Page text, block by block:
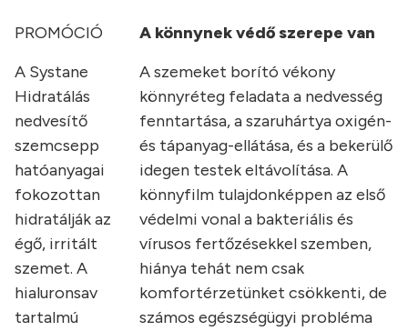
PROMÓCIÓ
A Systane
Hidratálás
nedvesítő
szemcsepp
hatóanyagai
fokozottan
hidratálják az
égő, irritált
szemet. A
hialuronsav
tartalmú
A könnynek védő szerepe van
A szemeket borító vékony
könnyréteg feladata a nedvesség
fenntartása, a szaruhártya oxigén-
és tápanyag-ellátása, és a bekerülő
idegen testek eltávolítása. A
könnyfilm tulajdonképpen az első
védelmi vonal a bakteriális és
vírusos fertőzésekkel szemben,
hiánya tehát nem csak
komfortérzetünket csökkenti, de
számos egészségügyi probléma